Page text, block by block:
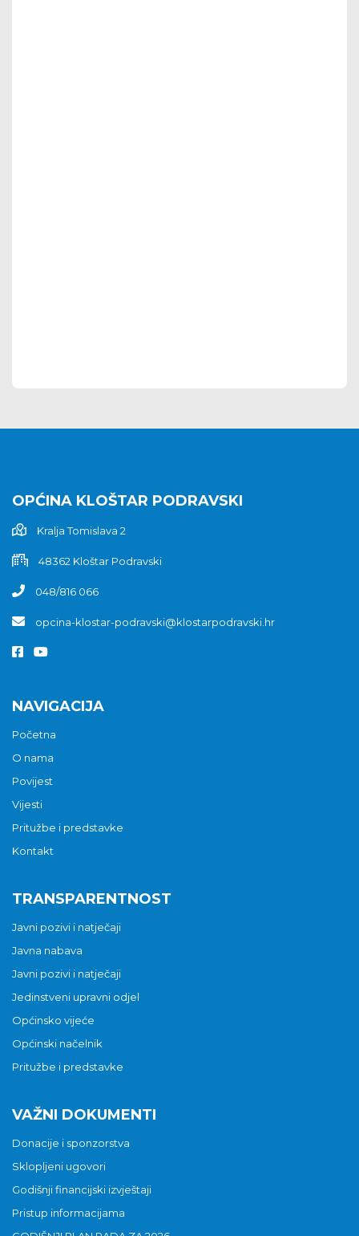
OPĆINA KLOŠTAR PODRAVSKI
Kralja Tomislava 2
48362 Kloštar Podravski
048/816 066
opcina-klostar-podravski@klostarpodravski.hr
NAVIGACIJA
Početna
O nama
Povijest
Vijesti
Pritužbe i predstavke
Kontakt
TRANSPARENTNOST
Javni pozivi i natječaji
Javna nabava
Javni pozivi i natječaji
Jedinstveni upravni odjel
Općinsko vijeće
Općinski načelnik
Pritužbe i predstavke
VAŽNI DOKUMENTI
Donacije i sponzorstva
Sklopljeni ugovori
Godišnji financijski izvještaji
Pristup informacijama